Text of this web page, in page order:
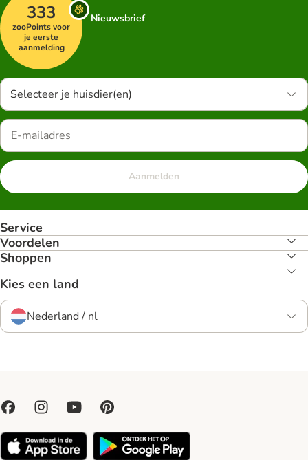
333
zooPoints voor
je eerste
aanmelding
Nieuwsbrief
Selecteer je huisdier(en)
Aanmelden
Service
Voordelen
Shoppen
Kies een land
Nederland / nl